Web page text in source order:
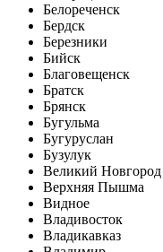
Белореченск
Бердск
Березники
Бийск
Благовещенск
Братск
Брянск
Бугульма
Бугуруслан
Бузулук
Великий Новгород
Верхняя Пышма
Видное
Владивосток
Владикавказ